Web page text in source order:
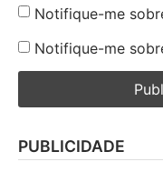
Notifique-me
Notifique-me
PUBLICIDADE